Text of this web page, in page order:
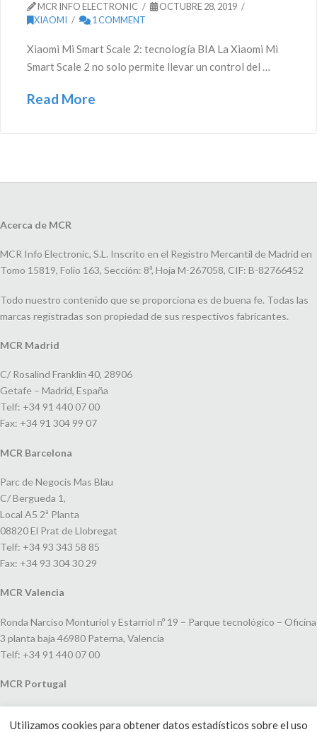
MCR INFO ELECTRONIC
OCTUBRE 28, 2019
XIAOMI
1 COMMENT
Xiaomi Mi Smart Scale 2: tecnología BIA La Xiaomi Mi
Smart Scale 2 no solo permite llevar un control del …
Read More
Acerca de MCR
MCR Info Electronic, S.L. Inscrito en el Registro Mercantil de Madrid en
Tomo 15819, Folio 163, Sección: 8ª, Hoja M-267058, CIF: B-82766452
Todo nuestro contenido que se proporciona es de buena fe. Todas las
marcas registradas son propiedad de sus respectivos fabricantes.
MCR Madrid
C/ Rosalind Franklin 40, 28906
Getafe – Madrid, España
Telf: +34 91 440 07 00
Fax: +34 91 304 99 07
MCR Barcelona
Parc de Negocis Mas Blau
C/ Bergueda 1,
Local A5 2ª Planta
08820 El Prat de Llobregat
Telf: +34 93 343 58 85
Fax: +34 93 304 30 29
MCR Valencia
Ronda Narciso Monturiol y Estarriol nº 19 – Parque tecnológico – Oficina
3 planta baja 46980 Paterna, Valencia
Telf: +34 91 440 07 00
MCR Portugal
João V, 24
Utilizamos cookies para obtener datos estadísticos sobre el uso